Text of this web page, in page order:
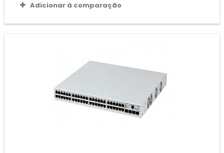
Adicionar à comparação